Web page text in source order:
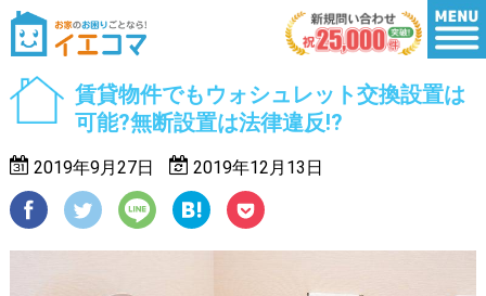
賃貸物件でもウォシュレット交換設置は
可能?無断設置は法律違反!?
2019年9月27日 2019年12月13日